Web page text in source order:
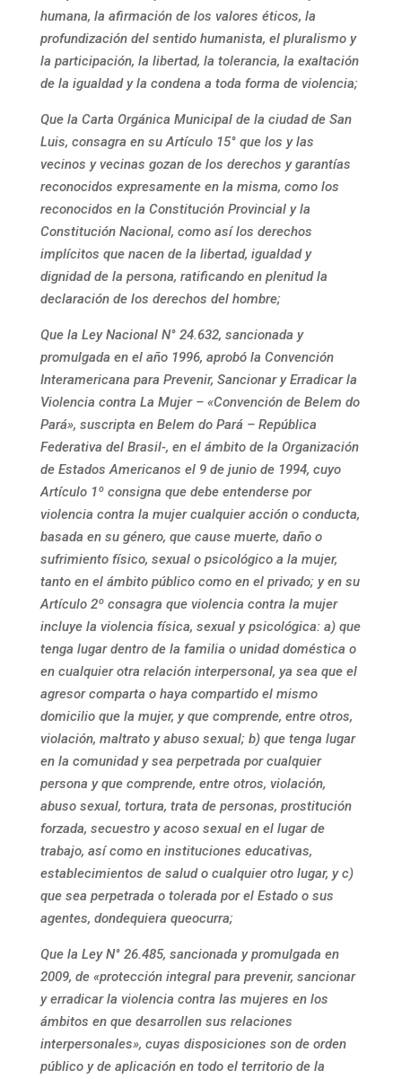
humana, la afirmación de los valores éticos, la
profundización del sentido humanista, el pluralismo y
la participación, la libertad, la tolerancia, la exaltación
de la igualdad y la condena a toda forma de violencia;
Que la Carta Orgánica Municipal de la ciudad de San
Luis, consagra en su Artículo 15° que los y las
vecinos y vecinas gozan de los derechos y garantías
reconocidos expresamente en la misma, como los
reconocidos en la Constitución Provincial y la
Constitución Nacional, como así los derechos
implícitos que nacen de la libertad, igualdad y
dignidad de la persona, ratificando en plenitud la
declaración de los derechos del hombre;
Que la Ley Nacional N° 24.632, sancionada y
promulgada en el año 1996, aprobó la Convención
Interamericana para Prevenir, Sancionar y Erradicar la
Violencia contra La Mujer – «Convención de Belem do
Pará», suscripta en Belem do Pará – República
Federativa del Brasil-, en el ámbito de la Organización
de Estados Americanos el 9 de junio de 1994, cuyo
Artículo 1º consigna que debe entenderse por
violencia contra la mujer cualquier acción o conducta,
basada en su género, que cause muerte, daño o
sufrimiento físico, sexual o psicológico a la mujer,
tanto en el ámbito público como en el privado; y en su
Artículo 2º consagra que violencia contra la mujer
incluye la violencia física, sexual y psicológica: a) que
tenga lugar dentro de la familia o unidad doméstica o
en cualquier otra relación interpersonal, ya sea que el
agresor comparta o haya compartido el mismo
domicilio que la mujer, y que comprende, entre otros,
violación, maltrato y abuso sexual; b) que tenga lugar
en la comunidad y sea perpetrada por cualquier
persona y que comprende, entre otros, violación,
abuso sexual, tortura, trata de personas, prostitución
forzada, secuestro y acoso sexual en el lugar de
trabajo, así como en instituciones educativas,
establecimientos de salud o cualquier otro lugar, y c)
que sea perpetrada o tolerada por el Estado o sus
agentes, dondequiera queocurra;
Que la Ley N° 26.485, sancionada y promulgada en
2009, de «protección integral para prevenir, sancionar
y erradicar la violencia contra las mujeres en los
ámbitos en que desarrollen sus relaciones
interpersonales», cuyas disposiciones son de orden
público y de aplicación en todo el territorio de la